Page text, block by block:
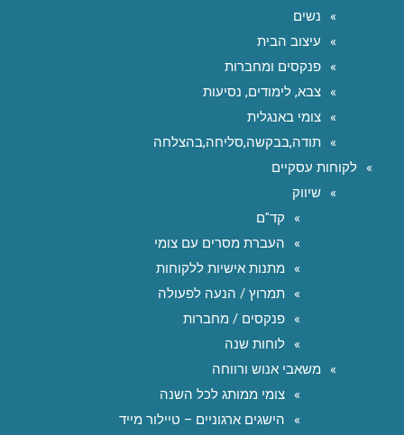
נשים
עיצוב הבית
פנקסים ומחברות
צבא, לימודים, נסיעות
צומי באנגלית
תודה,בבקשה,סליחה,בהצלחה
לקוחות עסקיים
שיווק
קד"ם
העברת מסרים עם צומי
מתנות אישיות ללקוחות
תמרוץ / הנעה לפעולה
פנקסים / מחברות
לוחות שנה
משאבי אנוש ורווחה
צומי ממותג לכל השנה
הישגים ארגוניים – טיילור מייד